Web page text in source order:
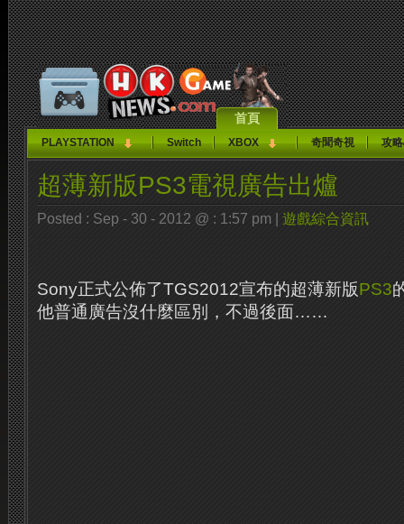
首頁
PLAYSTATION Switch XBOX 奇聞奇視 攻
超薄新版PS3電視廣告出爐
Posted : Sep - 30 - 2012 @ : 1:57 pm | 遊戲綜合資訊
Sony正式公佈了TGS2012宣布的超薄新版PS3
他普通廣告沒什麼區別，不過後面……